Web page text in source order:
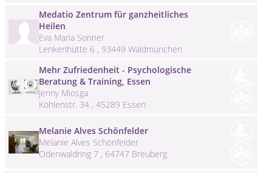
Medatio Zentrum für ganzheitliches
Heilen
Eva Maria Sonner
Lenkenhütte 6 , 93449 Waldmünchen
Mehr Zufriedenheit - Psychologische
Beratung & Training, Essen
Jenny Miosga
Kohlenstr. 34 , 45289 Essen
Melanie Alves Schönfelder
Melanie Alves Schönfelder
Odenwaldring 7 , 64747 Breuberg